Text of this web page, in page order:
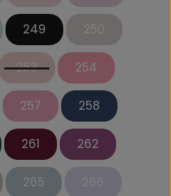
249 250
253 254
257 258
261 262
265